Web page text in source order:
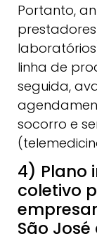
Portanto,
linha de
seguida,
socorro e
4) Plano
coletivo
São José